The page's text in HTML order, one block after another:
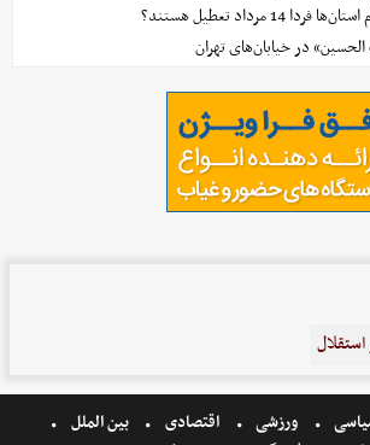
مرداد تعطیل هستند؟
در خیابان‌های تهران
استقلال
ورزشی اقتصادی
بین الملل